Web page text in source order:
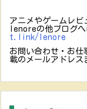
アニメやゲームレビ
lenoreの他ブログ
t.link/lenore
お問い合わせ・お仕
載のメールアドレス